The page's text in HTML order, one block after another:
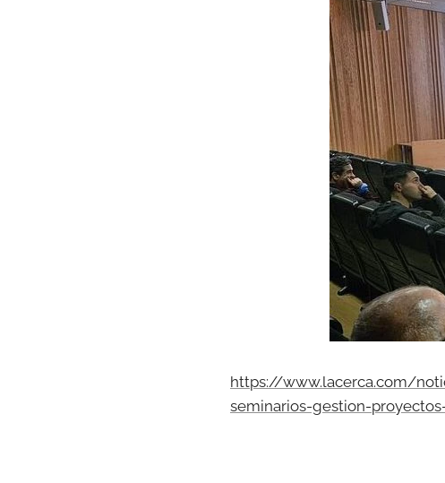
https://www.lacerca.com/
seminarios-gestion-